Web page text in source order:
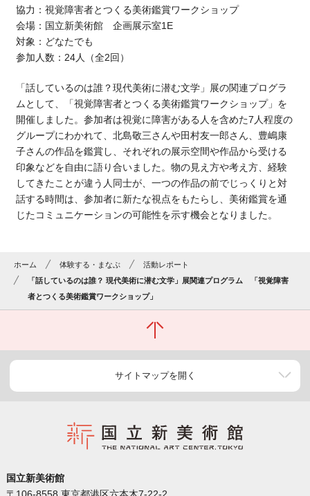
協力：視覚障害者とつくる美術鑑賞ワークショップ
会場：国立新美術館 企画展示室1E
対象：どなたでも
参加人数：24人（全2回）
「話しているのは誰？現代美術に潜む文学」展の関連プログラ
ムとして、「視覚障害者とつくる美術鑑賞ワークショップ」を
開催しました。参加者は視覚に障害がある人を含めた7人程度の
グループにわかれて、北島敬三さんや田村友一郎さん、豊嶋康
子さんの作品を鑑賞し、それぞれの展示空間や作品から受ける
印象などを自由に語り合いました。物の見え方や考え方、経験
してきたことが違う人同士が、一つの作品の前でじっくりと対
話する時間は、参加者に新たな視点をもたらし、美術鑑賞を通
じたコミュニケーションの可能性を示す機会となりました。
ホーム 体験する・まなぶ
活動レポート
「話しているのは誰？ 現代美術に潜む文学」展関連プログラム 「視覚障害
者とつくる美術鑑賞ワークショップ」
サイトマップを開く
国立新美術館
〒106-8558 東京都港区六本木7-22-2